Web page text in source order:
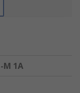
M 1A